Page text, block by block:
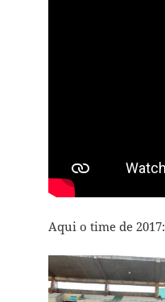
Aqui o time de 2017: